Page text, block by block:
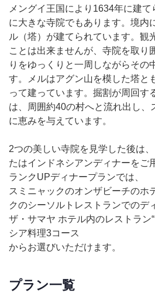
メングイ王国により1634年に建て
に大きな寺院でもあります。境内
ル（塔）が建てられています。観
ことは出来ませんが、寺院を取り
りをゆっくりと一周しながらその
す。メルはアグン山を模した塔と
って建っています。掘割が周回す
は、周囲約40の村へと流れ出し、
に恵みを与えています。
2つの美しい寺院を見学した後は
たはインドネシアンディナーをご
ランクUPディナープランでは、
スミニャックのオンザビーチのホ
クのシーソルトレストランでのデ
ザ・サマヤ ホテル内のレストラン
シア料理3コース
からお選びいただけます。
プラン一覧